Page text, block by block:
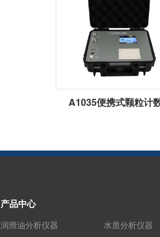
A1035便携式颗粒计
产品中心
润滑油分析仪器
水质分析仪器